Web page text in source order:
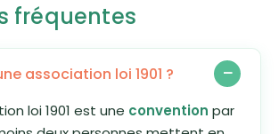
fréquentes
association loi 1901 ?
loi 1901 est une convention par